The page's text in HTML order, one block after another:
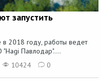
запустить
в 2018 году, работы ведет
"Hagi Павлодар"....
10424 0